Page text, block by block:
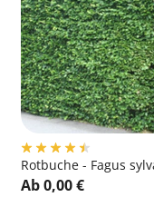
Rotbuche - Fagus
Ab 0,00 €